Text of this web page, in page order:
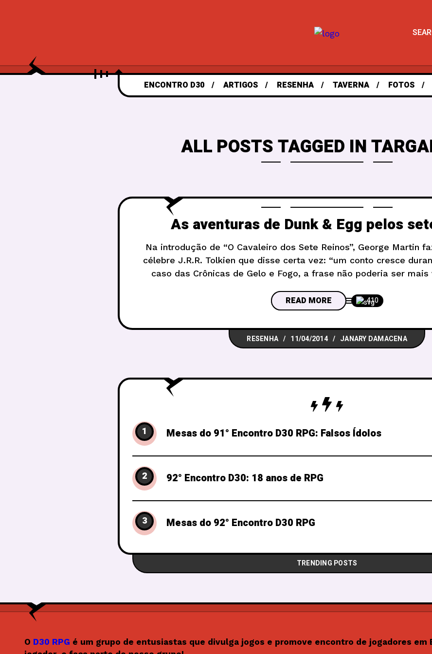
ENCONTRO D30 ARTIGOS RESENHA TAVERNA FOTOS
ALL POSTS TAGGED IN
As aventuras de Dunk & Egg pelos
Na introdução de “O Cavaleiro dos Sete Reinos”, George Martin
célebre J.R.R. Tolkien que disse certa vez: “um conto cresce
caso das Crônicas de Gelo e Fogo, a frase não poderia ser
READ MORE 410
RESENHA 11/04/2014 JANARY DAMACENA
1 Mesas do 91° Encontro D30 RPG: Falsos Ídolos
2 92° Encontro D30: 18 anos de RPG
3 Mesas do 92° Encontro D30 RPG
TRENDING POSTS
O D30 RPG é um grupo de entusiastas que divulga jogos e promove encontro de jogadores